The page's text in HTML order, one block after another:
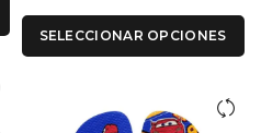
SELECCIONAR OPCIONES